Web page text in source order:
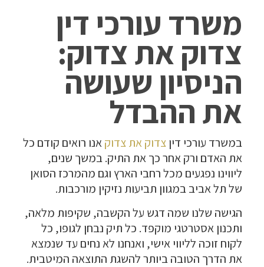
משרד עורכי דין
צדוק את צדוק:
הניסיון שעושה
את ההבדל
במשרד עורכי דיןצדוק את צדוקאנו רואים קודם כל
את האדם ורק אחר כך את התיק. במשך שנים,
ליווינו נפגעים מכל רחבי הארץ וגם מהמרכז הסואן
של תל אביב במגוון תביעות נזיקין מורכבות.
הגישה שלנו שמה דגש על הקשבה, שקיפות מלאה,
ותכנון אסטרטגי מוקפד. כל תיק נבחן לגופו, כל
לקוח זוכה לליווי אישי, ואנחנו לא נחים עד שנמצא
את הדרך הטובה ביותר להשגת התוצאה המיטבית.